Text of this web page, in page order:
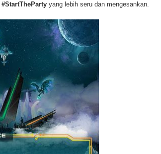
#StartTheParty yang lebih seru dan mengesankan.